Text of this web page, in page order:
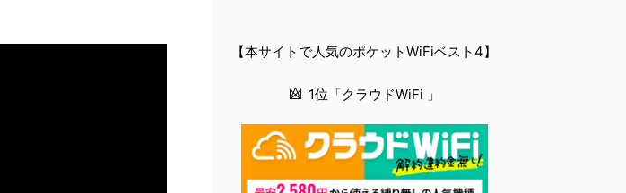
無料なのでNBAのみ視聴したい人でも最安！「最安で
無料でみるまで楽天モバイルでNBAを無料で観るまで
BANBAは、世...
【本サイトで人気のポケットWiFiベスト4】
1位「クラウドWiFi 」